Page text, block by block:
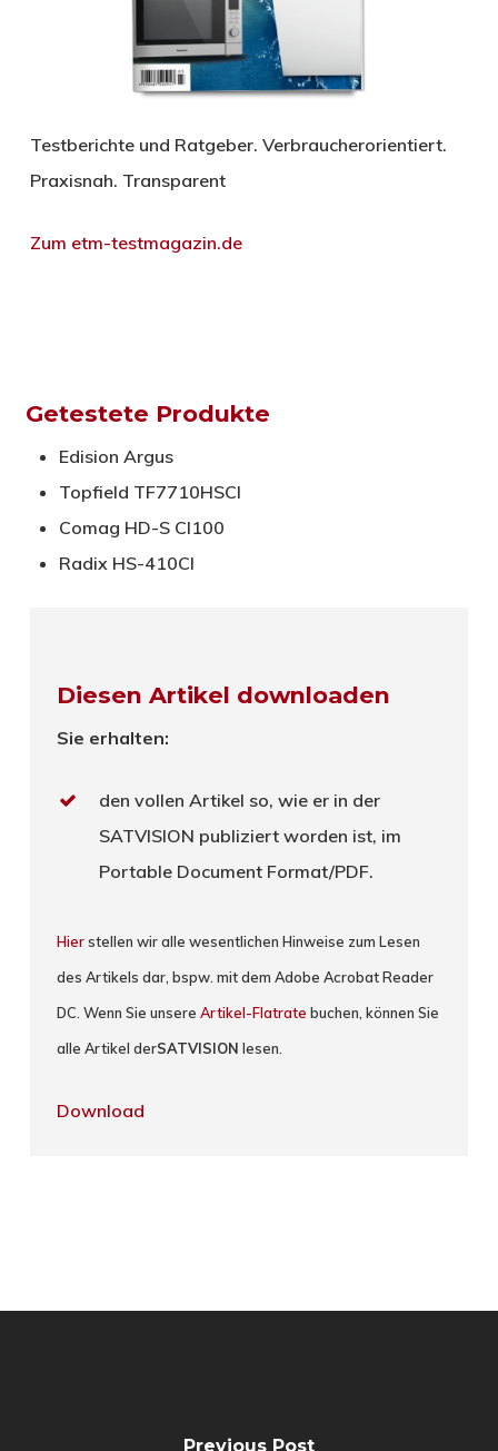
Testberichte und Ratgeber. Verbraucherorientiert.
Praxisnah. Transparent
Zum etm-testmagazin.de
Getestete Produkte
Edision Argus
Topfield TF7710HSCI
Comag HD-S CI100
Radix HS-410CI
Diesen Artikel downloaden
Sie erhalten:
den vollen Artikel so, wie er in der
SATVISION publiziert worden ist, im
Portable Document Format/PDF.
Hierstellen wir alle wesentlichen Hinweise zum Lesen
des Artikels dar, bspw. mit dem Adobe Acrobat Reader
DC. Wenn Sie unsereArtikel-Flatrate buchen, können Sie
alle Artikel derSATVISION lesen.
Download
Previous Post